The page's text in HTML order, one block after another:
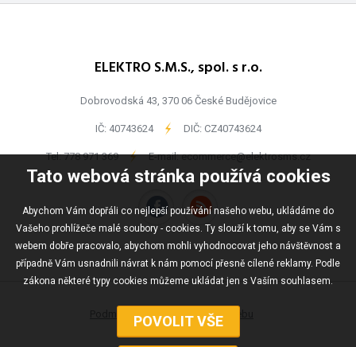
Tato webová stránka používá cookies
Abychom Vám dopřáli co nejlepší používání našeho webu, ukládáme do
Vašeho prohlížeče malé soubory - cookies. Ty slouží k tomu, aby se Vám s
webem dobře pracovalo, abychom mohli vyhodnocovat jeho návštěvnost a
případně Vám usnadnili návrat k nám pomocí přesně cílené reklamy. Podle
zákona některé typy cookies můžeme ukládat jen s Vaším souhlasem.
ELEKTRO S.M.S., spol. s r.o.
Dobrovodská 43, 370 06 České Budějovice
IČ: 40743624 - DIČ: CZ40743624
Tel:778 971 369 - E-mail:ecommerce@elektrosms.cz
Podmínky užívání Mapa webu